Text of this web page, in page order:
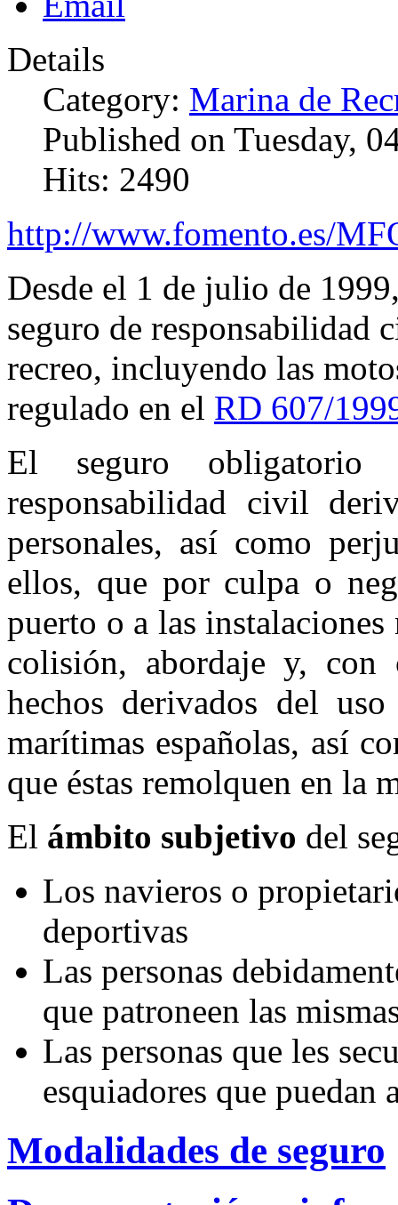
Details
Category: Marina de
Published on Tuesday,
Hits: 2490
http://www.fomento.es/
Desde el 1 de julio de
seguro de responsabilidad
recreo, incluyendo las
regulado en el RD 607/
El seguro
responsabilidad civil
personales, así como
ellos, que por culpa o
puerto o a las
colisión, abordaje y, con
hechos derivados del
marítimas españolas, así
que éstas remolquen en la
El ámbito subjetivo del
Los navieros o
deportivas
Las personas
que patroneen las
Las personas que les
esquiadores que puedan
Modalidades de seguro